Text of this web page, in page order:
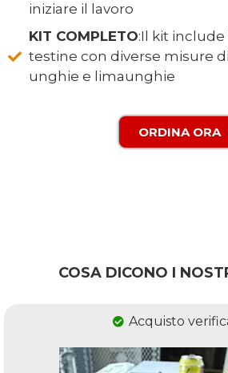
iniziare il lavoro
KIT COMPLETO:Il kit include
testine con diverse misure
unghie e limaunghie
ORDINA ORA
COSA DICONO I
Acquisto